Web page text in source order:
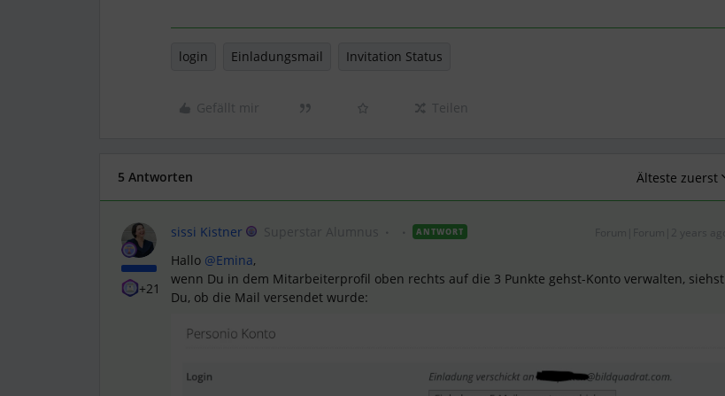
login Einladungsmail Invitation Status
Gefällt mir Teilen
5 Antworten Älteste zuerst
+21
sissi Kistner ANTWORT
Hallo @Emina,
wenn Du in dem Mitarbeiterprofil oben rechts auf die 3 Punkte gehst-Konto verwalten, siehst
Du, ob die Mail versendet wurde: